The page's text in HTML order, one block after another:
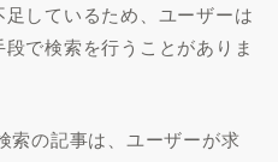
しているため、ユーザーは
で検索を行うことがありま
索の記事は、ユーザーが求